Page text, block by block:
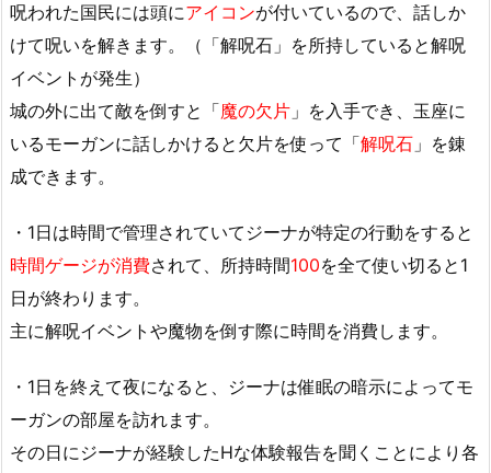
呪われた国民には頭にアイコンが付いているので、話しか
けて呪いを解きます。（「解呪石」を所持していると解呪
イベントが発生）
城の外に出て敵を倒すと「魔の欠片 」を入手でき、玉座に
いるモーガンに話しかけると欠片を使って「解呪石 」を錬
成できます。
・1日は時間で管理されていてジーナが特定の行動をすると
時間ゲージが消費されて、所持時間100を全て使い切ると1
日が終わります。
主に解呪イベントや魔物を倒す際に時間を消費します。
・1日を終えて夜になると、ジーナは催眠の暗示によってモ
ーガンの部屋を訪れます。
その日にジーナが経験したHな体験報告を聞くことにより各